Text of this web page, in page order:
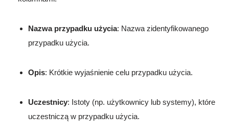
Nazwa przypadku użycia: Nazwa zidentyfikowanego
przypadku użycia.
Opis: Krótkie wyjaśnienie celu przypadku użycia.
Uczestnicy: Istoty (np. użytkownicy lub systemy), które
uczestniczą w przypadku użycia.